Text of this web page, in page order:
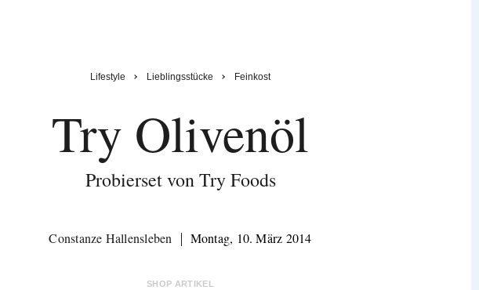
Lifestyle Lieblingsstücke Feinkost
Try Olivenöl
Probierset von Try Foods
Constanze Hallensleben Montag, 10. März 2014
SHOP ARTIKEL